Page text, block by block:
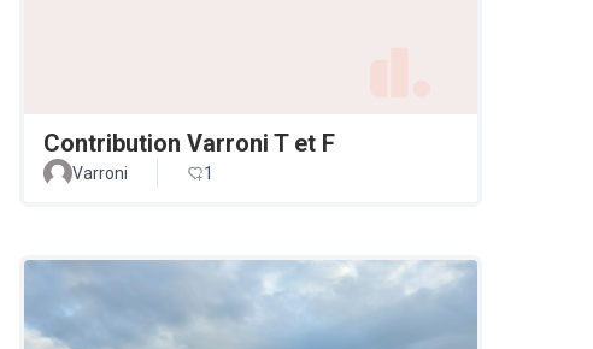
Contribution Varroni T et F
Varroni 1